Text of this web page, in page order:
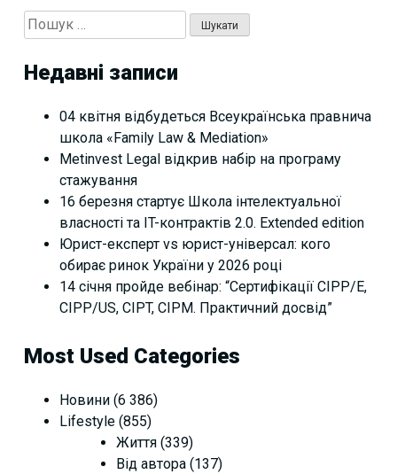
Пошук:
Недавні записи
04 квітня відбудеться Всеукраїнська правнича
школа «Family Law & Mediation»
Metinvest Legal відкрив набір на програму
стажування
16 березня стартує Школа інтелектуальної
власності та IT-контрактів 2.0. Extended edition
Юрист-експерт vs юрист-універсал: кого
обирає ринок України у 2026 році
14 січня пройде вебінар: “Сертифікації СІРР/Е,
CIPP/US, CIPT, CIPM. Практичний досвід”
Most Used Categories
Новини (6 386)
Lifestyle (855)
Життя (339)
Від автора (137)